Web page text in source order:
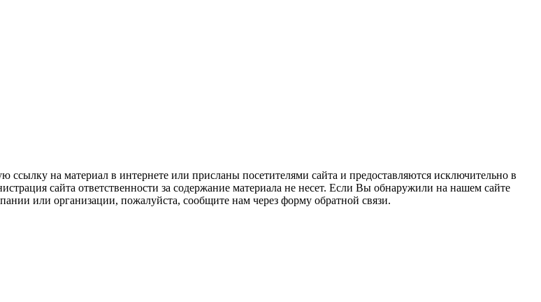
на материал в интернете или присланы посетителями сайта и предоставляются исключительно в
сайта ответственности за содержание материала не несет. Если Вы обнаружили на нашем сайте
или организации, пожалуйста, сообщите нам через форму обратной связи.